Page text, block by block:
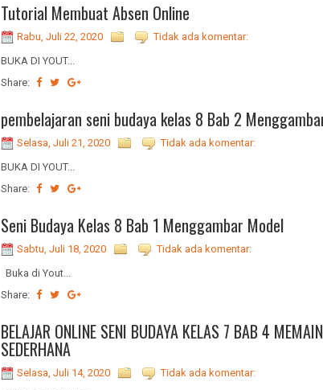
Tutorial Membuat Absen Online
Rabu, Juli 22, 2020
Tidak ada komentar:
BUKA DI YOUT...
Share:
pembelajaran seni budaya kelas 8 Bab 2
Selasa, Juli 21, 2020
Tidak ada komentar:
BUKA DI YOUT...
Share:
Seni Budaya Kelas 8 Bab 1 Menggambar Model
Sabtu, Juli 18, 2020
Tidak ada komentar:
Buka di Yout...
Share:
BELAJAR ONLINE SENI BUDAYA KELAS 7 BAB 4
SEDERHANA
Selasa, Juli 14, 2020
Tidak ada komentar: